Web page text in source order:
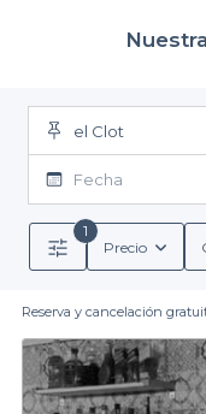
el Clot
Fecha
1
Precio
Reserva y cancelación